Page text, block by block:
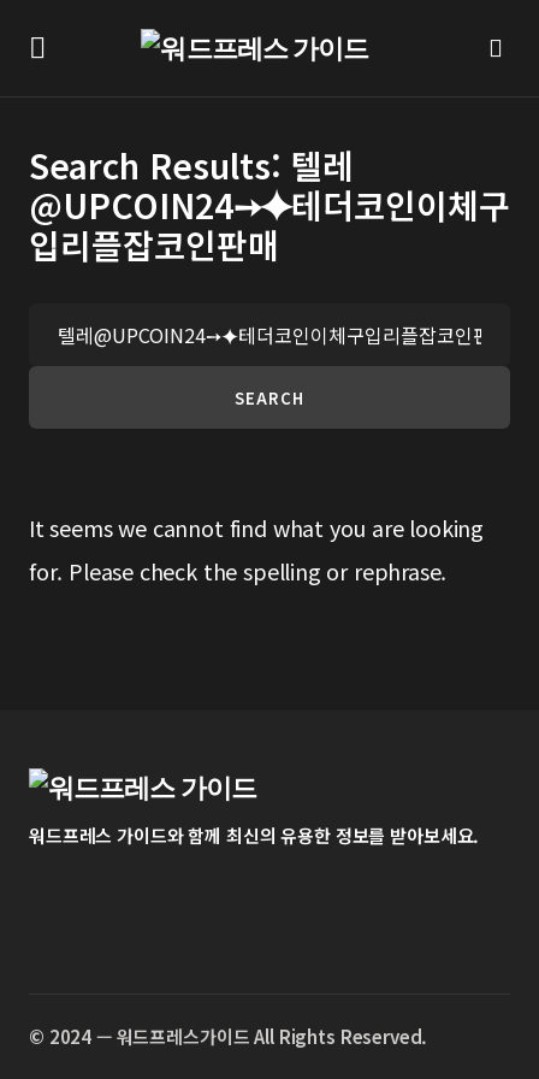
Search Results: 텔레
@UPCOIN24➙⯌테더코인이체구
입리플잡코인판매
SEARCH
It seems we cannot find what you are looking
for. Please check the spelling or rephrase.
워드프레스 가이드와 함께 최신의 유용한 정보를 받아보세요.
©️ 2024 — 워드프레스가이드 All Rights Reserved.